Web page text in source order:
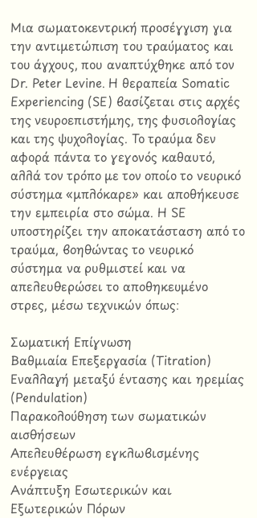
Μια σωματοκεντρική προσέγγιση για
την αντιμετώπιση του τραύματος και
του άγχους, που αναπτύχθηκε από τον
Dr. Peter Levine. Η θεραπεία Somatic
Experiencing (SE) βασίζεται στις αρχές
της νευροεπιστήμης, της φυσιολογίας
και της ψυχολογίας. Το τραύμα δεν
αφορά πάντα το γεγονός καθαυτό,
αλλά τον τρόπο με τον οποίο το νευρικό
σύστημα «μπλόκαρε» και αποθήκευσε
την εμπειρία στο σώμα. Η SE
υποστηρίζει την αποκατάσταση από το
τραύμα, βοηθώντας το νευρικό
σύστημα να ρυθμιστεί και να
απελευθερώσει το αποθηκευμένο
στρες, μέσω τεχνικών όπως:
Σωματική Επίγνωση
Βαθμιαία Επεξεργασία (Titration)
Εναλλαγή μεταξύ έντασης και ηρεμίας
(Pendulation)
Παρακολούθηση των σωματικών
αισθήσεων
Απελευθέρωση εγκλωβισμένης
ενέργειας
Ανάπτυξη Εσωτερικών και
Εξωτερικών Πόρων